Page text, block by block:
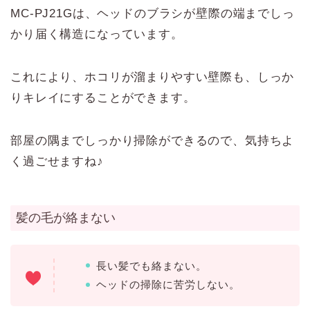
MC-PJ21Gは、ヘッドのブラシが壁際の端までしっ
かり届く構造になっています。
これにより、ホコリが溜まりやすい壁際も、しっか
りキレイにすることができます。
部屋の隅までしっかり掃除ができるので、気持ちよ
く過ごせますね♪
髪の毛が絡まない
長い髪でも絡まない。
ヘッドの掃除に苦労しない。